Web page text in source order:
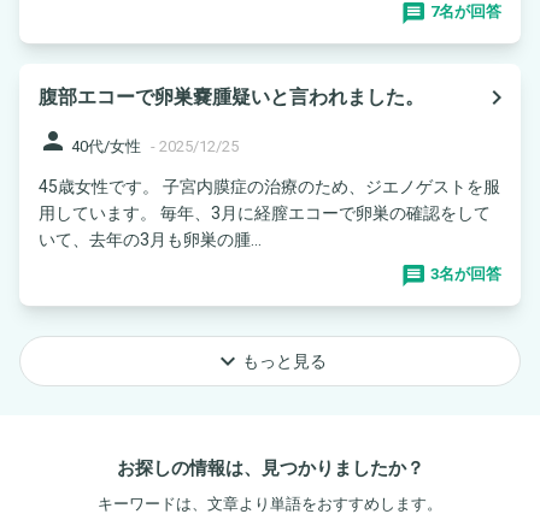
7名が回答
腹部エコーで卵巣嚢腫疑いと言われました。
navigate_next
person 40代/女性 - 2025/12/25
45歳女性です。 子宮内膜症の治療のため、ジエノゲストを服
用しています。 毎年、3月に経膣エコーで卵巣の確認をして
いて、去年の3月も卵巣の腫...
3名が回答
keyboard_arrow_down もっと見る
お探しの情報は、見つかりましたか？
キーワードは、文章より単語をおすすめします。